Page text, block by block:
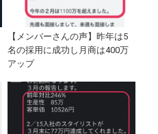
【メンバーさんの声】昨年は5
名の採用に成功し月商は400万
アップ